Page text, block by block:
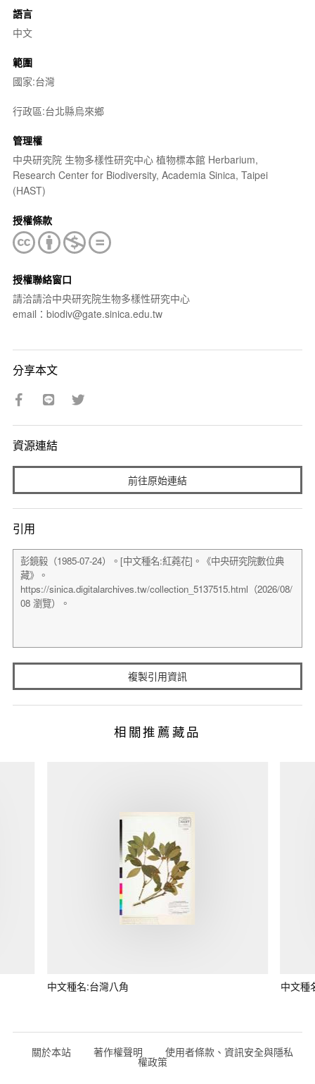
語言
中文
範圍
國家:台灣
行政區:台北縣烏來鄉
管理權
中央研究院 生物多樣性研究中心 植物標本館 Herbarium,
Research Center for Biodiversity, Academia Sinica, Taipei
(HAST)
授權條款
授權聯絡窗口
請洽請洽中央研究院生物多樣性研究中心
email：biodiv@gate.sinica.edu.tw
分享本文
資源連結
前往原始連結
引用
複製引用資訊
相關推薦藏品
中文種名:台灣八角 中文種
關於本站 著作權聲明 使用者條款、資訊安全與隱私
權政策